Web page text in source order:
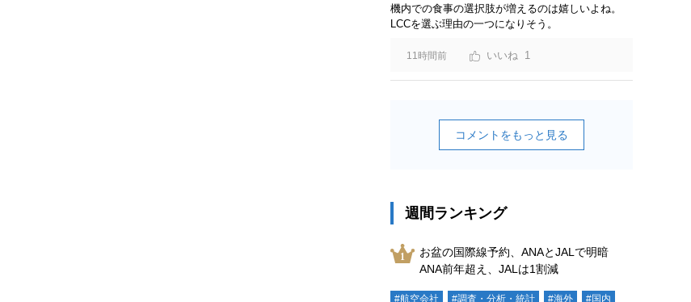
機内での食事の選択肢が増えるのは嬉しいよね。
LCCを選ぶ理由の一つになりそう。
11時間前 1
コメントをもっと見る
週間ランキング
お盆の国際線予約、ANAとJALで明暗
ANA前年超え、JALは1割減
#航空会社 #調査・分析・統計 #海外
#国内